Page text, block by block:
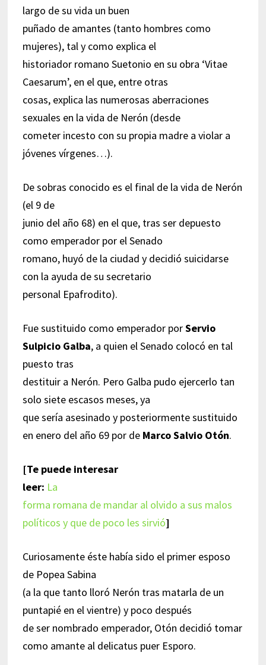
largo de su vida un buen
puñado de amantes (tanto hombres como
mujeres), tal y como explica el
historiador romano Suetonio en su obra ‘Vitae
Caesarum’, en el que, entre otras
cosas, explica las numerosas aberraciones
sexuales en la vida de Nerón (desde
cometer incesto con su propia madre a violar a
jóvenes vírgenes…).
De sobras conocido es el final de la vida de Nerón
(el 9 de
junio del año 68) en el que, tras ser depuesto
como emperador por el Senado
romano, huyó de la ciudad y decidió suicidarse
con la ayuda de su secretario
personal Epafrodito).
Fue sustituido como emperador porServio
Sulpicio Galba, a quien el Senado colocó en tal
puesto tras
destituir a Nerón. Pero Galba pudo ejercerlo tan
solo siete escasos meses, ya
que sería asesinado y posteriormente sustituido
en enero del año 69 por de Marco Salvio Otón.
[Te puede interesar
leer: La
forma romana de mandar al olvido a sus malos
políticos y que de poco les sirvió]
Curiosamente éste había sido el primer esposo
de Popea Sabina
(a la que tanto lloró Nerón tras matarla de un
puntapié en el vientre) y poco después
de ser nombrado emperador, Otón decidió tomar
como amante al delicatus puer Esporo.